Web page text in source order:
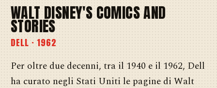
WALT DISNEY'S COMICS AND
STORIES
DELL · 1962
Per oltre due decenni, tra il 1940 e il 1962, Dell
ha curato negli Stati Uniti le pagine di Walt